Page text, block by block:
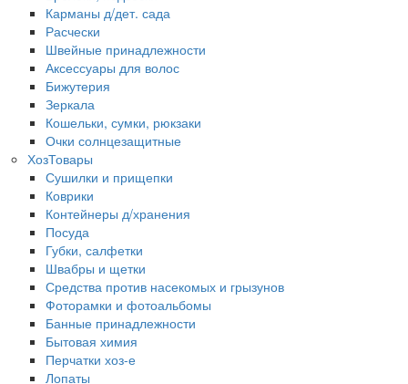
Карманы д/дет. сада
Расчески
Швейные принадлежности
Аксессуары для волос
Бижутерия
Зеркала
Кошельки, сумки, рюкзаки
Очки солнцезащитные
ХозТовары
Сушилки и прищепки
Коврики
Контейнеры д/хранения
Посуда
Губки, салфетки
Швабры и щетки
Средства против насекомых и грызунов
Фоторамки и фотоальбомы
Банные принадлежности
Бытовая химия
Перчатки хоз-е
Лопаты